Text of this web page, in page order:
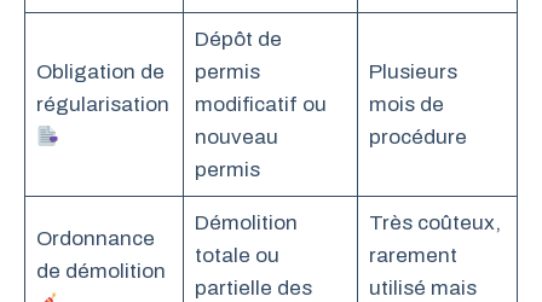
Obligation de
régularisation
Dépôt de
permis
modificatif ou
nouveau
permis
Plusieurs
mois de
procédure
Ordonnance
de démolition
Démolition
totale ou
partielle des
Très coûteux,
rarement
utilisé mais